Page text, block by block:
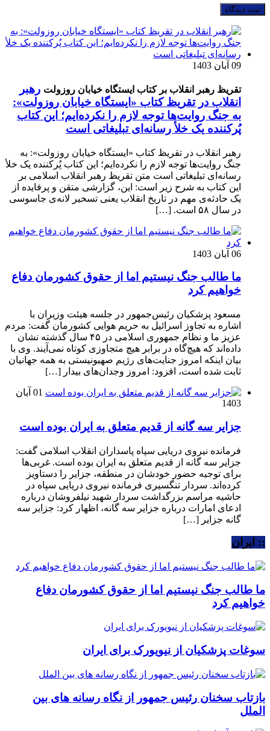
09 آبان 1403
تقریظ رهبر انقلاب بر کتاب ایستگاه خیابان روزولت رهبر
انقلاب در تقریظ کتاب «ایستگاه خیابان روزولت»:
به جنگ روایت‌ها توجه لازم را نکرده‌ایم؛ این کتاب
پُرکننده‌ یک خلأ رسانه‌ای تبلیغاتی است
رهبر انقلاب در تقریظ کتاب «ایستگاه خیابان روزولت»: به
جنگ روایت‌ها توجه لازم را نکرده‌ایم؛ این کتاب پُرکننده‌ یک خلأ
رسانه‌ای تبلیغاتی است متن تقریظ رهبر انقلاب اسلامی بر
این کتاب به شرح زیر است: این، گزارشی متقن و پرفایده از
یک حادثه‌ی مهم در تاریخ انقلاب یعنی تسخیر لانه‌ی جاسوسی
در سال ۵۸ است. […]
06 آبان 1403
ما طالب جنگ نیستیم اما از حقوق کشورمان دفاع
خواهیم کرد
مسعود پزشکیان رئیس‌جمهور در جلسه هیئت وزیران با
اشاره به تجاوز اسرائیل به حریم هوایی کشورمان گفت: مردم
عزیز ما و نظام جمهوری اسلامی در ۴۵ سال گذشته نشان
داده‌اند که هیچ‌گاه در برابر هیچ متجاوزی کوتاه نمی‌آیند. وی با
بیان اینکه امروز جنایت‌های رژیم صهیونیستی به همه جهانیان
ثابت شده است، افزود: امروز وجدان‌های بیدار […]
01 آبان
1403
جزایر سه گانه از قدیم متعلق به ایران بوده است
فرمانده نیروی دریایی سپاه پاسداران انقلاب اسلامی گفت:
جزایر سه گانه از قدیم متعلق به ایران بوده است. غربی‌ها
برای توجیه حضور خودشان در منطقه، جزایر را دستاویز
کرده‌اند. سردار تنگسیری فرمانده نیروی دریایی سپاه در
حاشیه مراسم بزرگداشت سردار شهید نیلفروشان درباره
ادعای امارات درباره جزایر سه گانه، اظهار کرد: جزایر سه
گانه جزایر […]
:: ایران
ما طالب جنگ نیستیم اما از حقوق کشورمان دفاع
خواهیم کرد
سوغات پزشکیان از نیویورک برای ایران
بازتاب سخنان رئیس جمهور از نگاه رسانه های بین
الملل